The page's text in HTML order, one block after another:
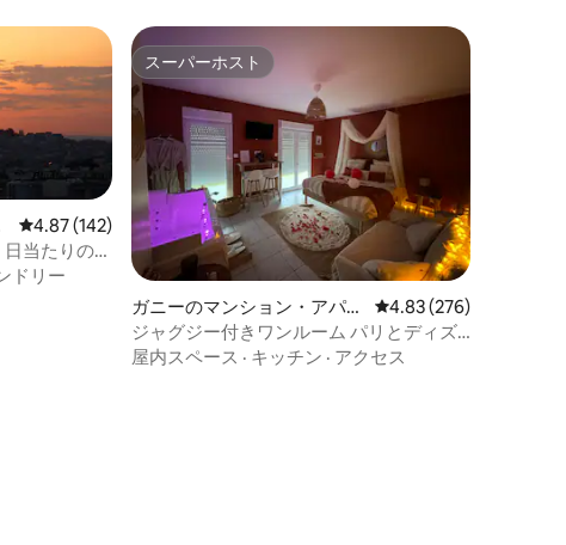
レビュー142件、5つ星中4.87つ星の平均評価
4.87 (142)
当たりの良
ドリー
スーパーホスト
スーパーホスト
ガニーのマンション・アパー
ト
レビュー276件、5つ
4.83 (276)
ジャグジー付きワンルーム パリとディズ
ニーランドの間
屋内スペース · キッチン · アクセス